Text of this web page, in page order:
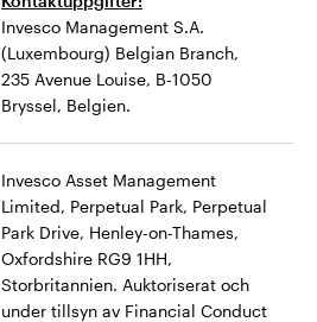
Invesco Management S.A.
(Luxembourg) Belgian Branch,
235 Avenue Louise, B-1050
Bryssel, Belgien.
Invesco Asset Management
Limited, Perpetual Park, Perpetual
Park Drive, Henley-on-Thames,
Oxfordshire RG9 1HH,
Storbritannien. Auktoriserat och
under tillsyn av Financial Conduct